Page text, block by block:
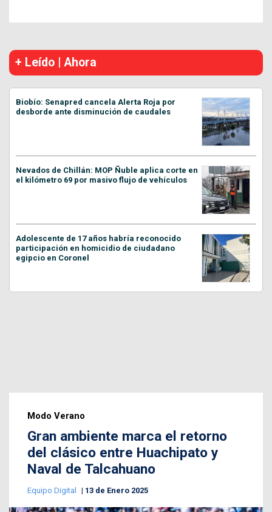
+ Leído | Ahora
Biobío: Senapred cancela Alerta Roja por
desborde ante disminución de caudales
Nevados de Chillán: MOP Ñuble aplica corte en
el kilómetro 69 por masivo flujo de vehículos
Adolescente de 17 años habría reconocido
participación en homicidio de ciudadano
egipcio en Coronel
Modo Verano
Gran ambiente marca el retorno
del clásico entre Huachipato y
Naval de Talcahuano
Equipo Digital 13 de Enero 2025